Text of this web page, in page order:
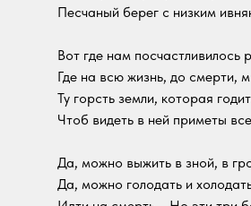
Песчаный берег с низким
Вот где нам посчастливилось
Где на всю жизнь, до смерти,
Ту горсть земли, которая
Чтоб видеть в ней приметы
Да, можно выжить в зной, в
Да, можно голодать и